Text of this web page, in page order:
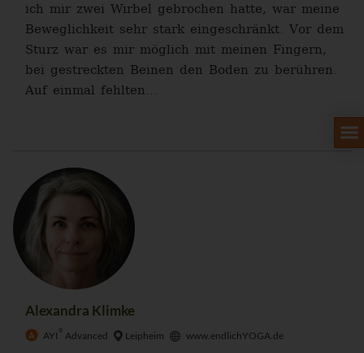
ich mir zwei Wirbel gebrochen hatte, war meine
Beweglichkeit sehr stark eingeschränkt. Vor dem
Sturz war es mir möglich mit meinen Fingern,
bei gestreckten Beinen den Boden zu berühren.
Auf einmal fehlten...
Alexandra Klimke
AYI ® Advanced Leipheim www.endlichYOGA.de